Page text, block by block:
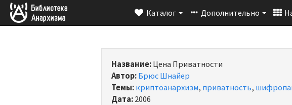
Каталог Дополнительно
Название: Цена Приватности
Автор: Брюс Шнайер
Темы: криптоанархизм, приватность,
Дата: 2006